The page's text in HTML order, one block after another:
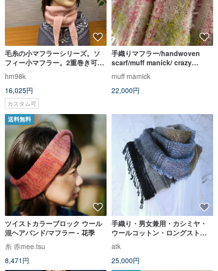
毛糸の小マフラーシリーズ。ソ
フィー小マフラー。2重巻き可
能。ライトピンク。カシミヤ
100％
hm98k
16,025円
カスタム可
手織りマフラー/handwoven
scarf/muff manick/ crazy
weaving – Spring Noise -
muff mamick
22,000円
送料無料
ツイストカラーブロック ウール
混ヘアバンド/マフラー - 花季
糸 赤mee.tsu
8,471円
手織り・男女兼用・カシミヤ・
ウールコットン・ロングストー
ル・大人シック
atk
25,000円